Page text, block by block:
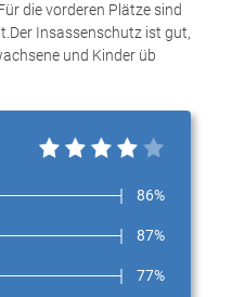
die vorderen Plätze sind
Insassenschutz ist gut,
und Kinder üb
86%
87%
77%